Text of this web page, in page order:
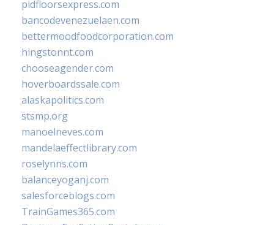
pidfloorsexpress.com
bancodevenezuelaen.com
bettermoodfoodcorporation.com
hingstonnt.com
chooseagender.com
hoverboardssale.com
alaskapolitics.com
stsmp.org
manoelneves.com
mandelaeffectlibrary.com
roselynns.com
balanceyoganj.com
salesforceblogs.com
TrainGames365.com